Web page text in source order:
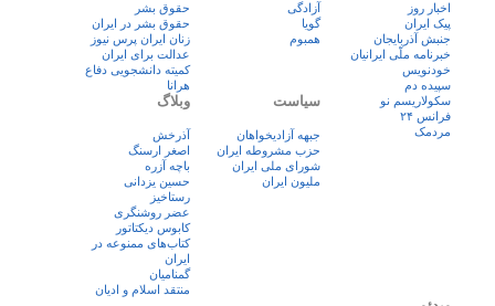
اخبار روز
پيک ايران
جنبش آذربایجان
خبرنامه ملّی ایرانیان
خودنویس
سپیده دم
سکولاریسم نو
فرانس ۲۴
مردمک
آزادگی
گویا
همبوم
حقوق بشر
حقوق بشر در ایران
زنان ايران پرس نيوز
عدالت برای ایران
کمیته دانشجویی دفاع
هرانا
سیاست
جبهه آزادیخواهان
حزب مشروطه ایران
شورای ملی ایران
ملیون ایران
وبلاگ
آذرخش
اصغر ارسنگ
باچه آزره
حسین یزدانی
رستاخیز
عضر روشنگری
کابوس دیکتاتور
کتاب‌های ممنوعه در
ایران
گمنامیان
منتقد اسلام و ادیان